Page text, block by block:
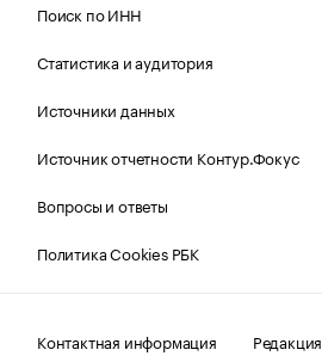
Поиск по ИНН
Статистика и аудитория
Источники данных
Источник отчетности Контур.Фокус
Вопросы и ответы
Политика Cookies РБК
Контактная информация Редакция